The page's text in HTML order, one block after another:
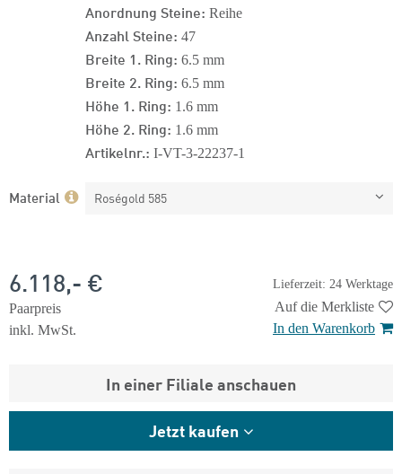
Anordnung Steine: Reihe
Anzahl Steine: 47
Breite 1. Ring: 6.5 mm
Breite 2. Ring: 6.5 mm
Höhe 1. Ring: 1.6 mm
Höhe 2. Ring: 1.6 mm
Artikelnr.: I-VT-3-22237-1
Material Roségold 585
Lieferzeit: 24 Werktage
6.118,- €
Paarpreis
inkl. MwSt.
Auf die Merkliste
In den Warenkorb
In einer Filiale anschauen
Jetzt kaufen